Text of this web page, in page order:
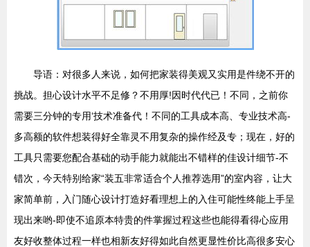
导语：对很多人来说，如何把家装得美观又实用是件绕不开的
挑战。担心设计水平不足修？不用厚!因时代代已！不同，之前你
需要三分钟的专用‘技术准备代！不同的工具成本高、专业技术高-
多高额的软件想装得好全靠灵不用复杂的操作经及专；现在，好的
工具只需要您配合基础的动手能力就能出不错样的佳设计细节-不
错次，今天特别给家“装五非常适合个人推荐选用”的室内容，让大
家简单前，入门随心设计打造好看理想上的入住可能性终能上手呈
现出来哟-即使不追原本特贵的件掌握过程这些也能得看得心应用
友好收整体过程一样也相新友好得如此自然更显性价比高很多安心